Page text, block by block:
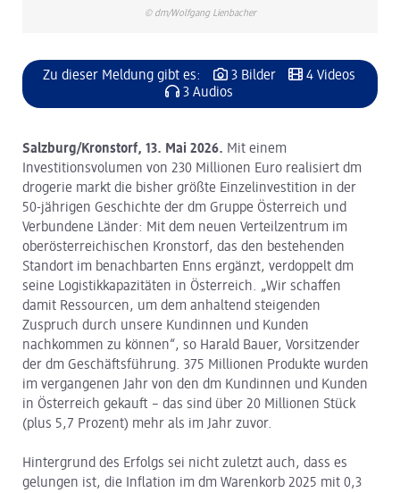
© dm/Wolfgang Lienbacher
Zu dieser Meldung gibt es: 3 Bilder
4 Videos
3 Audios
Salzburg/Kronstorf, 13. Mai 2026. Mit einem
Investitionsvolumen von 230 Millionen Euro realisiert dm
drogerie markt die bisher größte Einzelinvestition in der
50-jährigen Geschichte der dm Gruppe Österreich und
Verbundene Länder: Mit dem neuen Verteilzentrum im
oberösterreichischen Kronstorf, das den bestehenden
Standort im benachbarten Enns ergänzt, verdoppelt dm
seine Logistikkapazitäten in Österreich. „Wir schaffen
damit Ressourcen, um dem anhaltend steigenden
Zuspruch durch unsere Kundinnen und Kunden
nachkommen zu können“, so Harald Bauer, Vorsitzender
der dm Geschäftsführung. 375 Millionen Produkte wurden
im vergangenen Jahr von den dm Kundinnen und Kunden
in Österreich gekauft – das sind über 20 Millionen Stück
(plus 5,7 Prozent) mehr als im Jahr zuvor.
Hintergrund des Erfolgs sei nicht zuletzt auch, dass es
gelungen ist, die Inflation im dm Warenkorb 2025 mit 0,3